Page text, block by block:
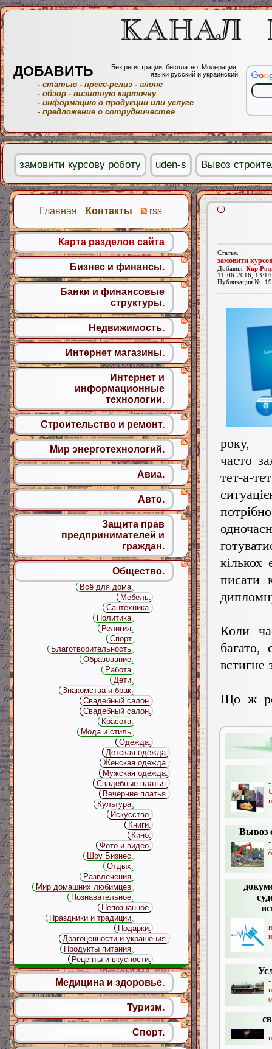
Статья.
замовити
Добавил: Кир
11-06-2016,
Публикация
-
Вывоз
року,
часто
тет-
потрібно
кількох
писати
Коли
багато,
встигне
Що ж
Главная Контакты rss
Карта разделов сайта
Бизнес и финансы.
Банки и финансовые
структуры.
Недвижимость.
Интернет магазины.
Интернет и
информационные
технологии.
Строительство и ремонт.
Мир энерготехнологий.
Авиа.
Авто.
Защита прав
предпринимателей и
граждан.
Общество.
Всё для дома.
Мебель.
Сантехника.
Политика.
Религия.
Спорт.
Благотворительность.
Образование.
Работа.
Дети.
Знакомства и брак.
Свадебный салон.
Свадебный салон.
Красота.
Мода и стиль.
Одежда.
Детская одежда.
Женская одежда.
Мужская одежда.
Свадебные платья.
Вечерние платья.
Культура.
Искусство.
Книги.
Кино.
Фото и видео.
Шоу Бизнес.
Отдых.
Развлечения.
Мир домашних любимцев.
Познавательное.
Непознанное.
Праздники и традиции.
Подарки.
Драгоценности и украшения.
Продукты питания.
Рецепты и вкусности.
Медицина и здоровье.
Туризм.
Спорт.
ДОБАВИТЬ
Без регистрации, бесплатно! Модерация.
языки русский и украинский
- статью - пресс-релиз - анонс
- обзор - визитную карточку
- информацию о продукции или услуге
- предложение о сотрудничестве
замовити курсову роботу uden-s Вывоз